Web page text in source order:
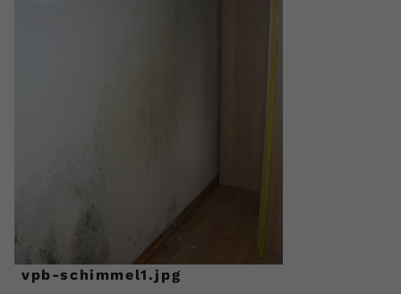
vpb-schimmel1.jpg